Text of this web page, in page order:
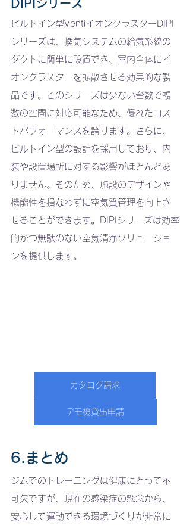
DIPIシリーズ
ビルトイン型VentiイオンクラスターDIPI
シリーズは、換気システムの給気系統の
ダクトに簡単に設置でき、室内全体にイ
オンクラスターを拡散させる効果的な製
品です。このシリーズは少ない台数で複
数の空間に対応可能なため、優れたコス
トパフォーマンスを誇ります。さらに、
ビルトイン型の設計を採用しており、内
装や設置場所に対する影響がほとんどあ
りません。そのため、施設のデザインや
機能性を損なわずに空気質管理を向上さ
せることができます。DIPIシリーズは効率
的かつ無駄のない空気清浄ソリューショ
ンを提供します。
カタログ請求
デモ機貸出申請
6.まとめ
ジムでのトレーニングは健康にとって不
可欠ですが、現在の感染症の懸念から、
安心して運動できる環境づくりが非常に